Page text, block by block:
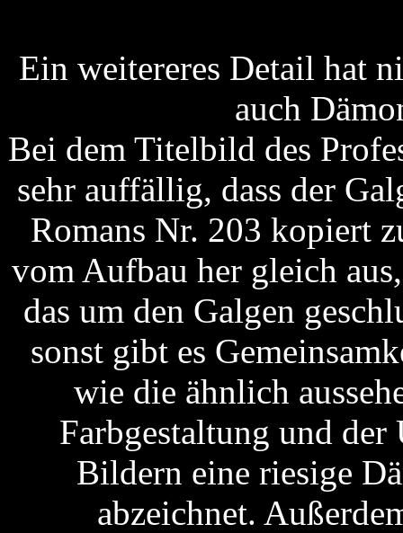
Ein weitereres Detail hat
auch
Bei dem Titelbild des
sehr auffällig, dass der
Romans Nr. 203 kopiert
vom Aufbau her gleich
das um den Galgen
sonst gibt es
wie die ähnlich
Farbgestaltung und der
Bildern eine riesige
abzeichnet.